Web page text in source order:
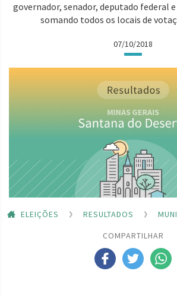
governador, senador, deputado federal
somando todos os locais de
07/10/2018
ELEIÇÕES RESULTADOS
COMPARTILHAR